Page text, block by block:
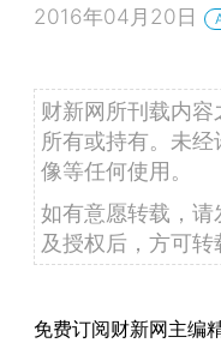
2016年04月20日
财新网所刊载内
所有或持有。未
像等任何使用。
如有意愿转载，请
及授权后，方可转
免费订阅财新网主编